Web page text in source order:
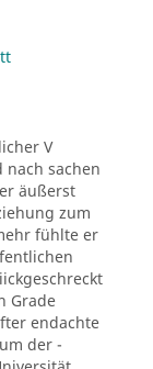
V
sachen
äußerst
zum
fühlte er
Grade
endachte
der -